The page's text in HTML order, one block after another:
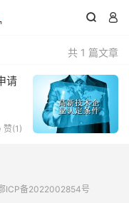
 
共 1 篇文章
请
赞(1 )
ICP备2022002854号